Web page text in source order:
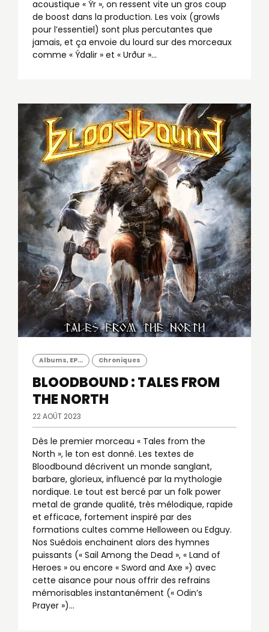
acoustique « Ýr », on ressent vite un gros coup
de boost dans la production. Les voix (growls
pour l’essentiel) sont plus percutantes que
jamais, et ça envoie du lourd sur des morceaux
comme « Ýdalir » et « Urður »...
Albums, EP... Chroniques
BLOODBOUND : TALES FROM
THE NORTH
22 AOÛT 2023
Dès le premier morceau « Tales from the
North », le ton est donné. Les textes de
Bloodbound décrivent un monde sanglant,
barbare, glorieux, influencé par la mythologie
nordique. Le tout est bercé par un folk power
metal de grande qualité, très mélodique, rapide
et efficace, fortement inspiré par des
formations cultes comme Helloween ou Edguy.
Nos Suédois enchainent alors des hymnes
puissants (« Sail Among the Dead », « Land of
Heroes » ou encore « Sword and Axe ») avec
cette aisance pour nous offrir des refrains
mémorisables instantanément (« Odin’s
Prayer »)...